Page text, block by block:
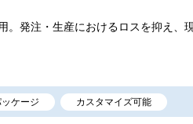
発注・生産におけるロスを抑え、
ケージ カスタマイズ可能